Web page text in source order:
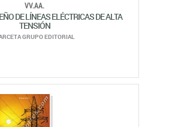
VV.AA.
DE LÍNEAS ELÉCTRICAS DE ALTA
TENSIÓN
GRUPO EDITORIAL